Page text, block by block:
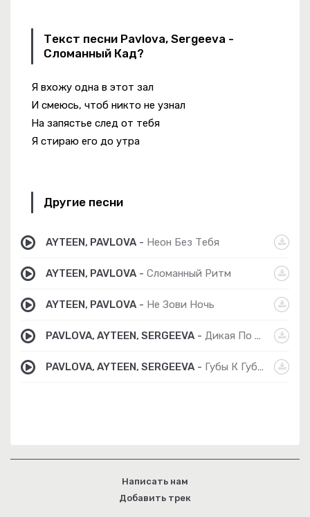
Текст песни Pavlova, Sergeeva -
Сломанный Кад?
Я вхожу одна в этот зал
И смеюсь, чтоб никто не узнал
На запястье след от тебя
Я стираю его до утра
Другие песни
AYTEEN, PAVLOVA - Неон Без Тебя
AYTEEN, PAVLOVA - Сломанный Ритм
AYTEEN, PAVLOVA - Не Зови Ночь
PAVLOVA, AYTEEN, SERGEEVA - Дикая По Тебе
PAVLOVA, AYTEEN, SERGEEVA - Губы К Губам
Написать нам
Добавить трек
Усыпленье